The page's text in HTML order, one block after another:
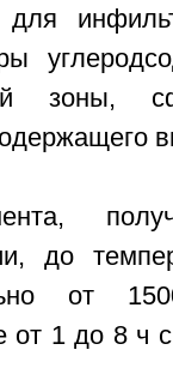
для
зоны,
до
от
от 1 до 8 ч